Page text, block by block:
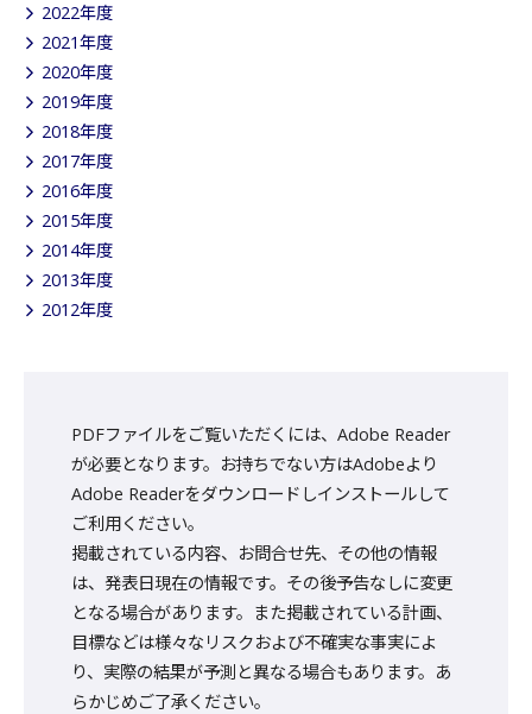
2022年度
2021年度
2020年度
2019年度
2018年度
2017年度
2016年度
2015年度
2014年度
2013年度
2012年度
PDFファイルをご覧いただくには、Adobe Reader
が必要となります。お持ちでない方はAdobeより
Adobe Readerをダウンロードしインストールして
ご利用ください。
掲載されている内容、お問合せ先、その他の情報
は、発表日現在の情報です。その後予告なしに変更
となる場合があります。また掲載されている計画、
目標などは様々なリスクおよび不確実な事実によ
り、実際の結果が予測と異なる場合もあります。あ
らかじめご了承ください。